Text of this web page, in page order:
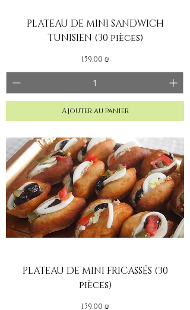
PLATEAU DE MINI SANDWICH
TUNISIEN (30 pièces)
Prix
159,00 ₪
Ajouter au panier
PLATEAU DE MINI FRICASSÉS (30
pièces)
Prix
159,00 ₪